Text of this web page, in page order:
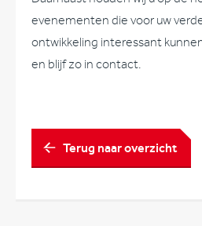
evenementen die voor uw
ontwikkeling interessant
en blijf zo in contact.
Terug naar overzicht